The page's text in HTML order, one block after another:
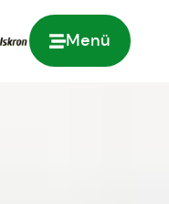
Menü